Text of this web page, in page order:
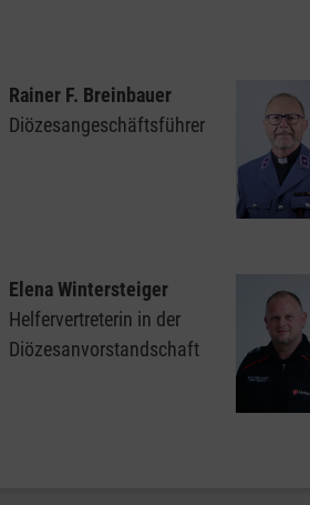
Rainer F. Breinbauer
Diözesangeschäftsführer
Elena Wintersteiger
Helfervertreterin in der
Diözesanvorstandschaft